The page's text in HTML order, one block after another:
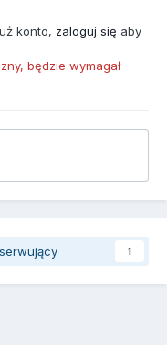
konto, zaloguj się aby
będzie wymagał
1